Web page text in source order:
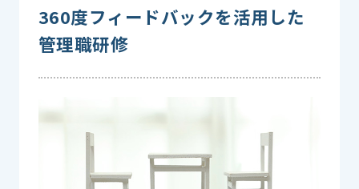
360度フィードバックを活用した
管理職研修